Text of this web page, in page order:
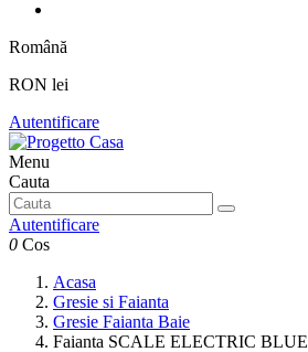
Română
RON lei
Autentificare
Menu
Cauta
Autentificare
0 Cos
Acasa
Gresie si Faianta
Gresie Faianta Baie
Faianta SCALE ELECTRIC BLUE